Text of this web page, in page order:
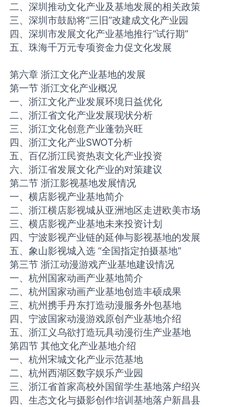
二、深圳推动文化产业及基地发展的相关政策
三、深圳市鼓励将“三旧”改建成文化产业园
四、深圳市发展文化产业基地推行“试行期”
五、珠海千万元专项资金力促文化发展
第六章 浙江文化产业基地的发展
第一节 浙江文化产业概况
一、浙江文化产业发展环境日益优化
二、浙江省文化产业发展现状分析
三、浙江文化创意产业蓬勃兴旺
四、浙江文化产业SWOT分析
五、百亿浙江民资热衷文化产业投资
六、浙江省发展文化产业的对策建议
第二节 浙江影视基地发展情况
一、横店影视产业基地简介
二、浙江横店影视城从亚洲地区走进欧美市场
三、横店影视产业基地未来投资计划
四、宁波影视产业链的延伸与影视基地的发展
五、象山影视城入选 “全国指定拍摄基地”
第三节 浙江动漫游戏产业基地建设情况
一、杭州国家动画产业基地简介
二、杭州国家动画产业基地创造丰硕成果
三、杭州携手丹东打造动漫服务外包基地
四、宁波国家动漫游戏原创产业基地介绍
五、浙江义乌欲打造玩具动漫衍生产业基地
第四节 其他文化产业基地介绍
一、杭州宋城文化产业示范基地
二、杭州西湖区数字娱乐产业园
三、浙江省首家高校外国留学生基地落户绍兴
四、生态文化与摄影创作培训基地落户新昌县